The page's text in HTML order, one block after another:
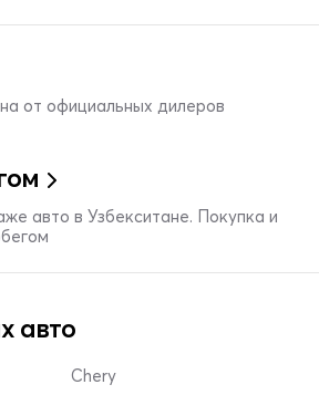
от официальных дилеров
авто в Узбекситане. Покупка и
авто
Chery